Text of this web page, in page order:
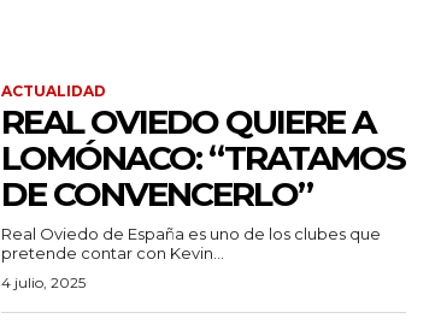
ACTUALIDAD
REAL OVIEDO QUIERE A
LOMÓNACO: “TRATAMOS
DE CONVENCERLO”
Real Oviedo de España es uno de los clubes que
pretende contar con Kevin...
4 julio, 2025